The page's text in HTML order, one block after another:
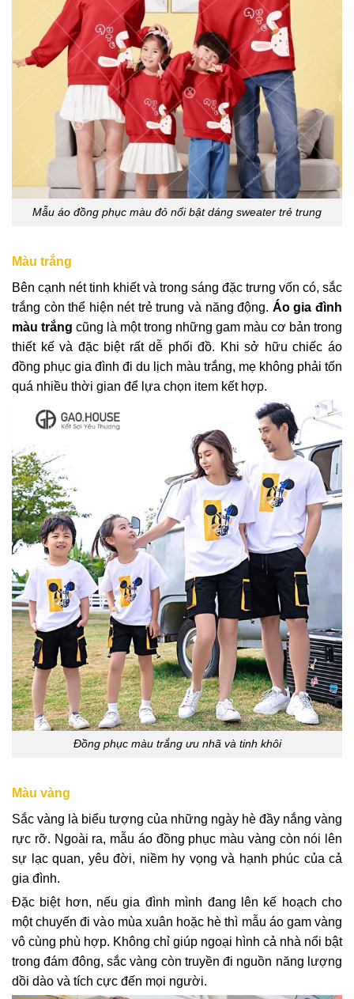
Mẫu áo đồng phục màu đỏ nổi bật dáng sweater trẻ trung
Màu trắng
Bên cạnh nét tinh khiết và trong sáng đặc trưng vốn có, sắc
trắng còn thể hiện nét trẻ trung và năng động. Áo gia đình
màu trắng cũng là một trong những gam màu cơ bản trong
thiết kế và đặc biệt rất dễ phối đồ. Khi sở hữu chiếc áo
đồng phục gia đình đi du lịch màu trắng, mẹ không phải tốn
quá nhiều thời gian để lựa chọn item kết hợp.
Đồng phục màu trắng ưu nhã và tinh khôi
Màu vàng
Sắc vàng là biểu tượng của những ngày hè đầy nắng vàng
rực rỡ. Ngoài ra, mẫu áo đồng phục màu vàng còn nói lên
sự lạc quan, yêu đời, niềm hy vọng và hạnh phúc của cả
gia đình.
Đặc biệt hơn, nếu gia đình mình đang lên kế hoạch cho
một chuyến đi vào mùa xuân hoặc hè thì mẫu áo gam vàng
vô cùng phù hợp. Không chỉ giúp ngoại hình cả nhà nổi bật
trong đám đông, sắc vàng còn truyền đi nguồn năng lượng
dồi dào và tích cực đến mọi người.